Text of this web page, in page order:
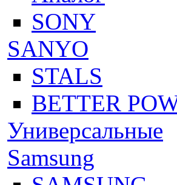
SONY
SANYO
STALS
BETTER
Универсальные
Samsung